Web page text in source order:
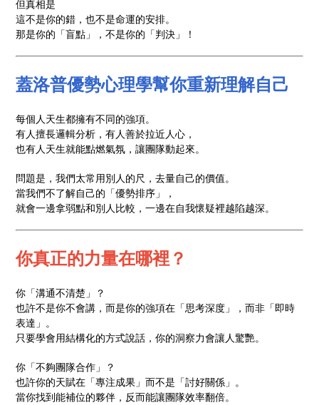
但真相是
這不是你的錯，也不是命運的安排。
那是你的「盲點」，不是你的「判決」！
蓋洛普優勢心理學幫你重新理解自己
每個人天生都擁有不同的強項。
有人擅長邏輯分析，有人善於拉近人心，
也有人天生就能點燃氣氛，讓團隊動起來。
問題是，我們太常用別人的尺，去量自己的價值。
當我們不了解自己的「優勢排序」，
就會一邊拿弱點和別人比較，一邊在自我懷疑裡越陷越深。
你真正的力量在哪裡？
你「溝通不清楚」？
也許不是你不會講，而是你的強項在「思考深度」，而非「即時
表達」。
只要學會用結構化的方式說話，你的洞察力會讓人驚艷。
你「不夠團隊合作」？
也許你的天賦在「專注成果」而不是「討好關係」。
當你找到能補位的夥伴，反而能讓團隊效率翻倍。